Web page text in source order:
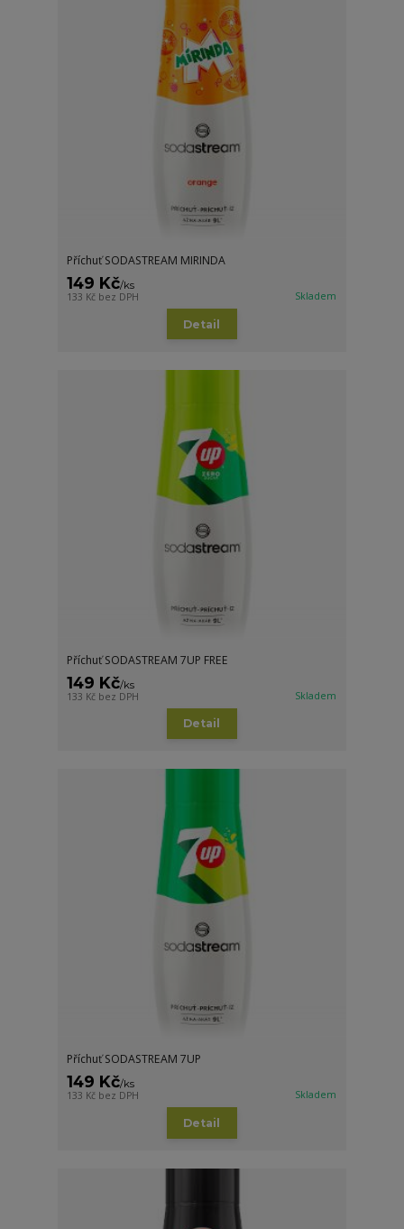
Příchuť SODASTREAM MIRINDA
149 Kč/ks
133 Kč bez DPH Skladem
Detail
Příchuť SODASTREAM 7UP FREE
149 Kč/ks
133 Kč bez DPH Skladem
Detail
Příchuť SODASTREAM 7UP
149 Kč/ks
133 Kč bez DPH Skladem
Detail